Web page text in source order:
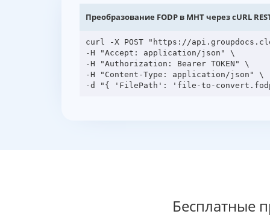
Преобразование FODP в MHT через cURL
curl -X POST "https://
-H "Accept: application/json" \
-H "Authorization: Bearer TOKEN" \
-H "Content-Type: application/json" \
Бесплатные